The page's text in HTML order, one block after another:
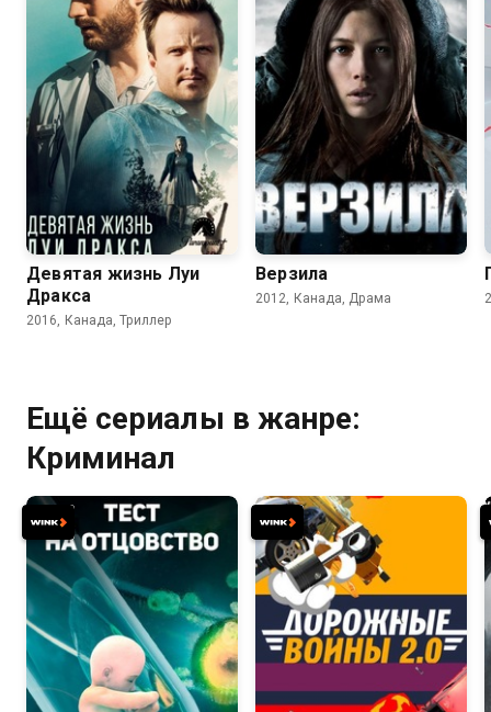
6.7 6.3
Девятая жизнь Луи
Дракса
2016, Канада, Триллер
6.3 5.9
Верзила
2012, Канада, Драма
Ещё сериалы в жанре:
Криминал